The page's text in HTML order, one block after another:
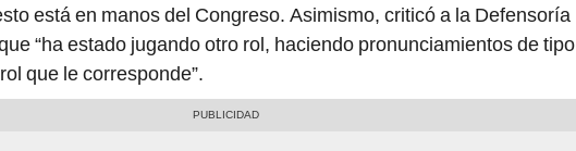
está en manos del Congreso. Asimismo, criticó a la Defensoría
“ha estado jugando otro rol, haciendo pronunciamientos de tipo
que le corresponde”.